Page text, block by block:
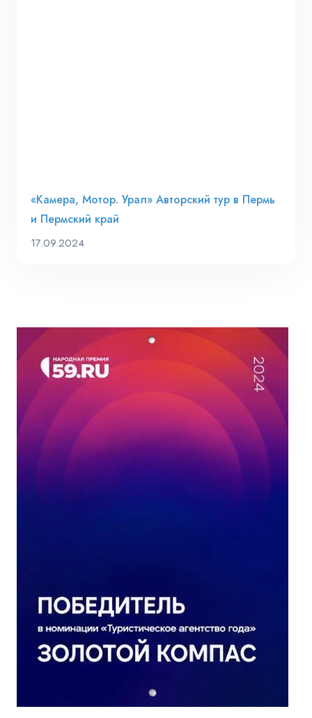
«Камера, Мотор. Урал» Авторский тур в Пермь
и Пермский край
17.09.2024